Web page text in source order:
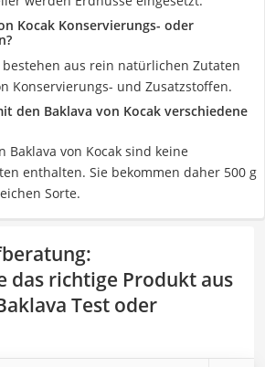
Kocak Konservierungs- oder
bestehen aus rein natürlichen Zutaten
Konservierungs- und Zusatzstoffen.
den Baklava von Kocak verschiedene
Baklava von Kocak sind keine
enthalten. Sie bekommen daher 500 g
Sorte.
:
das richtige Produkt aus
Test oder